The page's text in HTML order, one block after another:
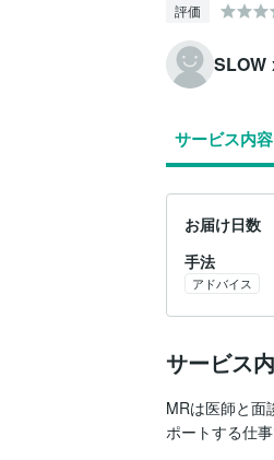
評価
SLOW
サービス内容
お届け日数
手法
アドバイス
サービス
MRは医師と面
ポートする仕